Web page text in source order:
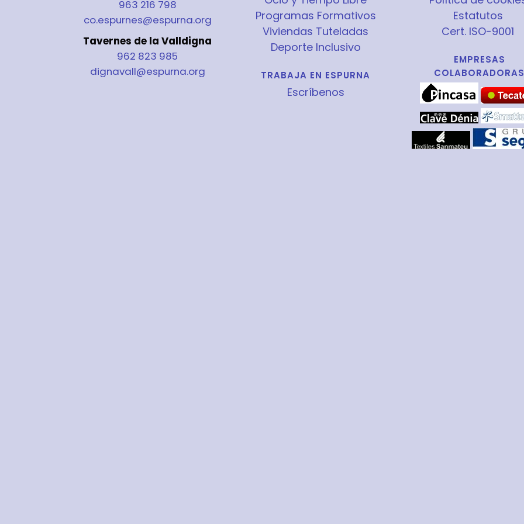
963 216 798
co.espurnes@espurna.org
Tavernes de la Valldigna
962 823 985
dignavall@espurna.org
Programas Formativos
Viviendas Tuteladas
Deporte Inclusivo
TRABAJA EN ESPURNA
Escríbenos
Estatutos
Cert. ISO-9001
EMPRESAS
COLABORADORAS